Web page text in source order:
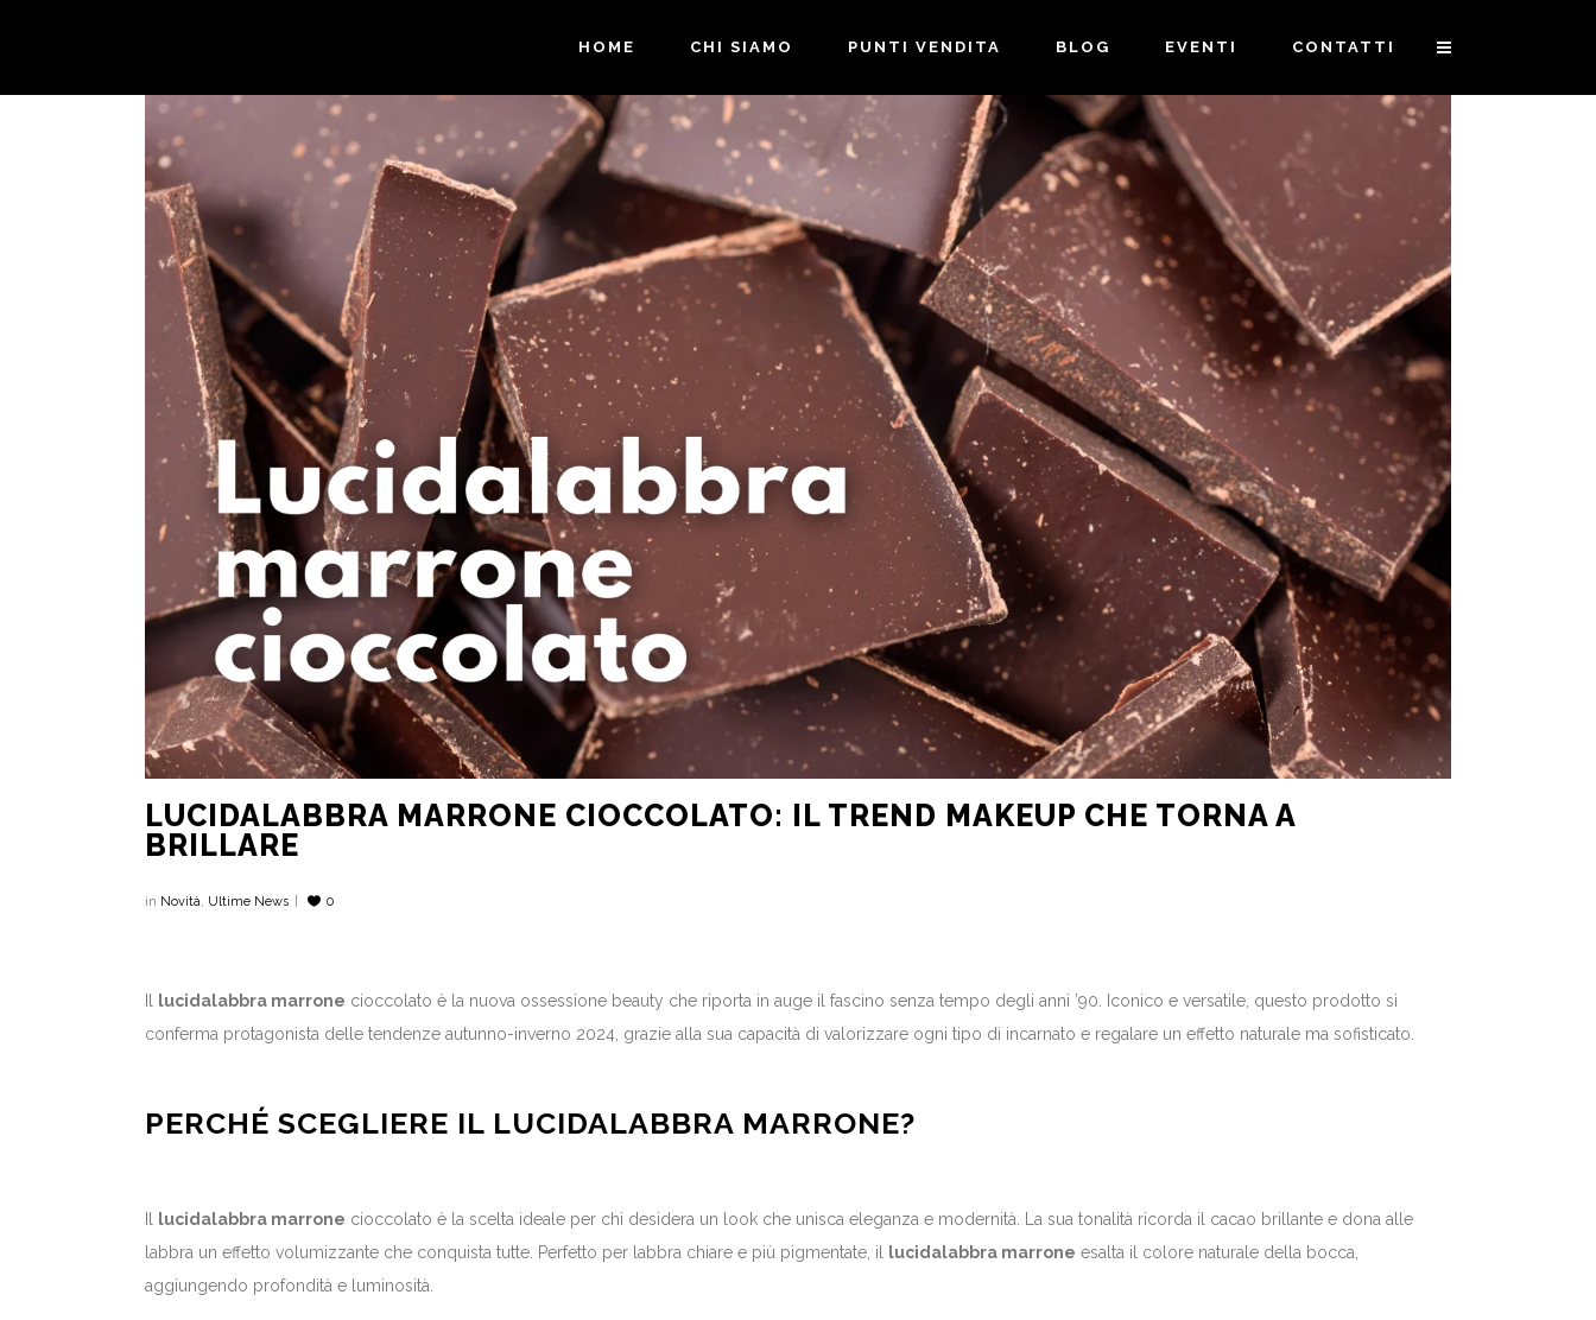
HOME CHI SIAMO PUNTI VENDITA BLOG EVENTI CONTATTI
LUCIDALABBRA MARRONE CIOCCOLATO: IL TREND MAKEUP CHE TORNA A
BRILLARE
in Novità, Ultime News 0
lucidalabbra marrone cioccolato è la nuova ossessione beauty che riporta in auge il fascino senza tempo degli anni ’90. Iconico e versatile, questo prodotto si
conferma protagonista delle tendenze autunno-inverno 2024, grazie alla sua capacità di valorizzare ogni tipo di incarnato e regalare un effetto naturale ma sofisticato.
PERCHÉ SCEGLIERE IL LUCIDALABBRA MARRONE?
lucidalabbra marrone cioccolato è la scelta ideale per chi desidera un look che unisca eleganza e modernità. La sua tonalità ricorda il cacao brillante e dona alle
labbra un effetto volumizzante che conquista tutte. Perfetto per labbra chiare e più pigmentate, il
lucidalabbra marrone esalta il colore naturale della bocca,
aggiungendo profondità e luminosità.